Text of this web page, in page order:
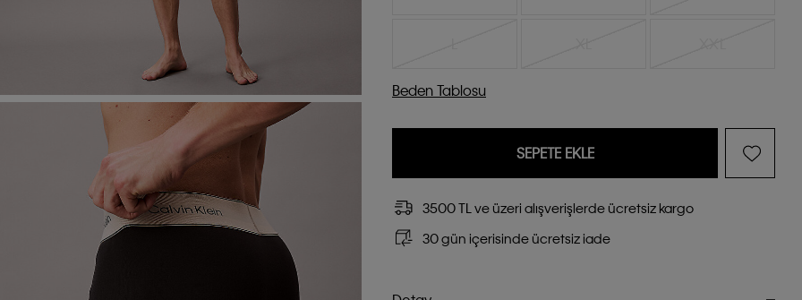
Beden Tablosu
SEPETE EKLE
3500 TL ve üzeri alışverişlerde ücretsiz kargo
30 gün içerisinde ücretsiz iade